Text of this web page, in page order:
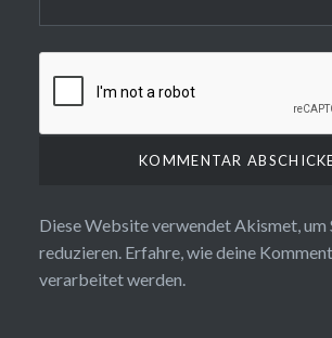
Diese Website verwendet Akismet, um
reduzieren. Erfahre, wie deine
verarbeitet werden.